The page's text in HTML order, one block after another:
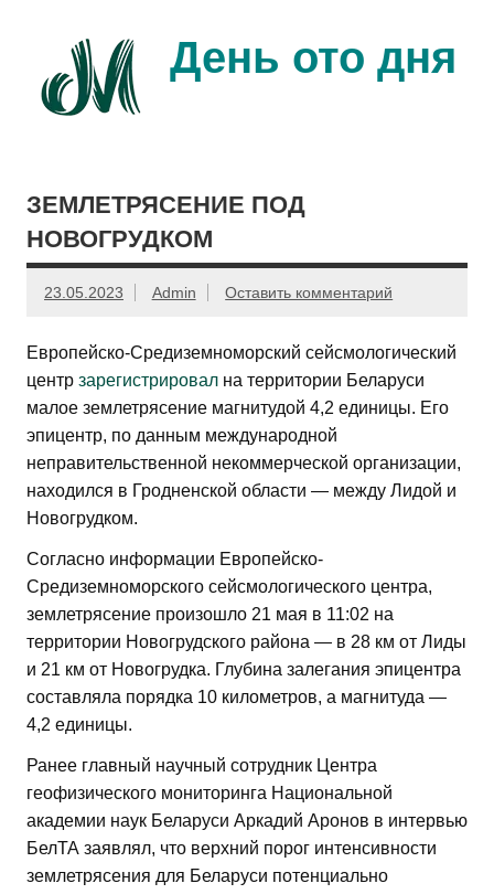
содержимому
День ото дня
ЗЕМЛЕТРЯСЕНИЕ ПОД
НОВОГРУДКОМ
23.05.2023 Admin Оставить комментарий
Европейско-Средиземноморский сейсмологический
центр зарегистрировал на территории Беларуси
малое землетрясение магнитудой 4,2 единицы. Его
эпицентр, по данным международной
неправительственной некоммерческой организации,
находился в Гродненской области — между Лидой и
Новогрудком.
Согласно информации Европейско-
Средиземноморского сейсмологического центра,
землетрясение произошло 21 мая в 11:02 на
территории Новогрудского района — в 28 км от Лиды
и 21 км от Новогрудка. Глубина залегания эпицентра
составляла порядка 10 километров, а магнитуда —
4,2 единицы.
Ранее главный научный сотрудник Центра
геофизического мониторинга Национальной
академии наук Беларуси Аркадий Аронов в интервью
БелТА заявлял, что верхний порог интенсивности
землетрясения для Беларуси потенциально